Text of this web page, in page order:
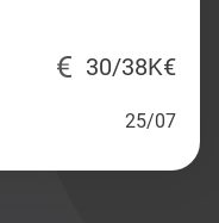
30/38K€
25/07